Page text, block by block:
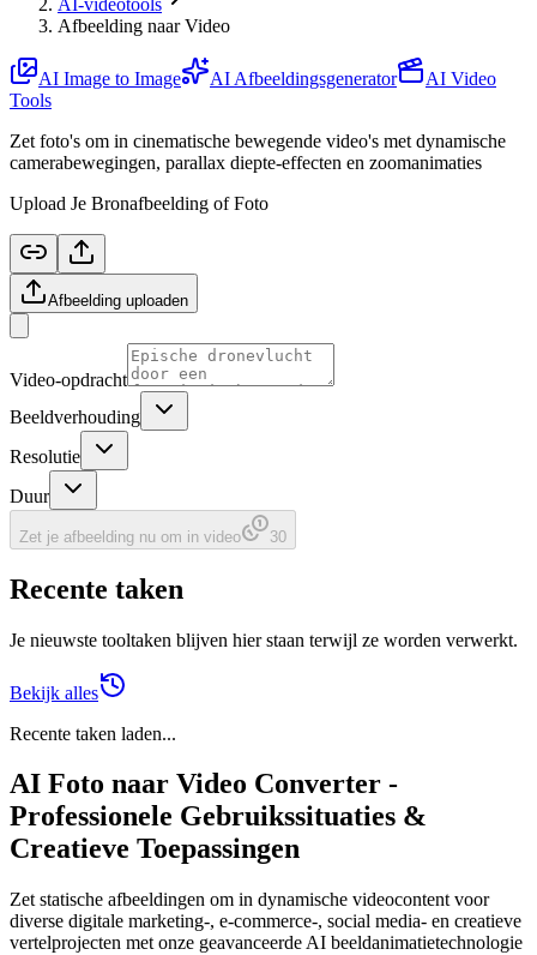
Afbeelding naar Video
AI Image to Image AI Afbeeldingsgenerator
AI Video
Tools
Zet foto's om in cinematische bewegende video's met dynamische
camerabewegingen, parallax diepte-effecten en zoomanimaties
Upload Je Bronafbeelding of Foto
Afbeelding uploaden
Video-opdracht
Beeldverhouding
Resolutie
Duur
Zet je afbeelding nu om in video 30
Recente taken
Je nieuwste tooltaken blijven hier staan terwijl ze worden verwerkt.
Bekijk alles
Recente taken laden...
AI Foto naar Video Converter -
Professionele Gebruikssituaties &
Creatieve Toepassingen
Zet statische afbeeldingen om in dynamische videocontent voor
diverse digitale marketing-, e-commerce-, social media- en creatieve
vertelprojecten met onze geavanceerde AI beeldanimatietechnologie